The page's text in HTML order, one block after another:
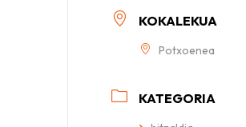
KOKALEKUA
Potxoenea
KATEGORIA